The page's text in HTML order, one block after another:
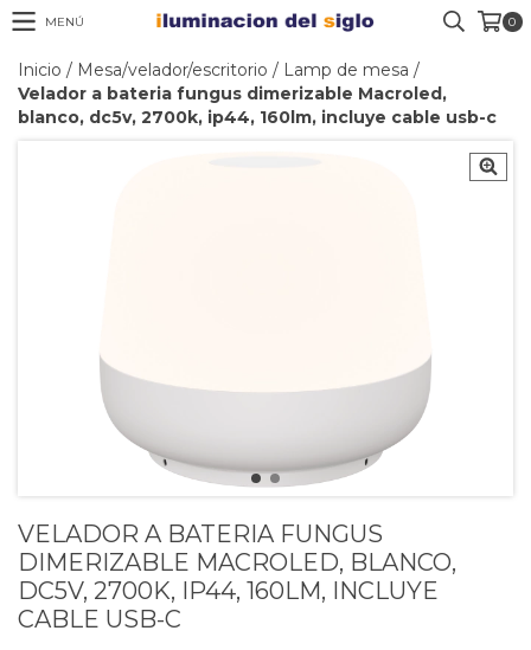
MENÚ 0
Inicio / Mesa/velador/escritorio / Lamp de mesa /
Velador a bateria fungus dimerizable Macroled,
blanco, dc5v, 2700k, ip44, 160lm, incluye cable usb-c
VELADOR A BATERIA FUNGUS
DIMERIZABLE MACROLED, BLANCO,
DC5V, 2700K, IP44, 160LM, INCLUYE
CABLE USB-C